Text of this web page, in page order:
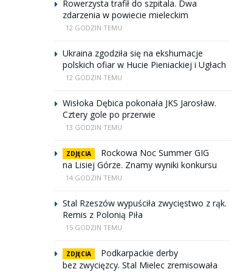
Rowerzysta trafił do szpitala. Dwa
zdarzenia w powiecie mieleckim
12 GODZIN TEMU
Ukraina zgodziła się na ekshumacje
polskich ofiar w Hucie Pieniackiej i Ugłach
12 GODZIN TEMU
Wisłoka Dębica pokonała JKS Jarosław.
Cztery gole po przerwie
13 GODZIN TEMU
ZDJĘCIA
Rockowa Noc Summer GIG
na Lisiej Górze. Znamy wyniki konkursu
14 GODZIN TEMU
Stal Rzeszów wypuściła zwycięstwo z rąk.
Remis z Polonią Piła
15 GODZIN TEMU
ZDJĘCIA
Podkarpackie derby
bez zwycięzcy. Stal Mielec zremisowała